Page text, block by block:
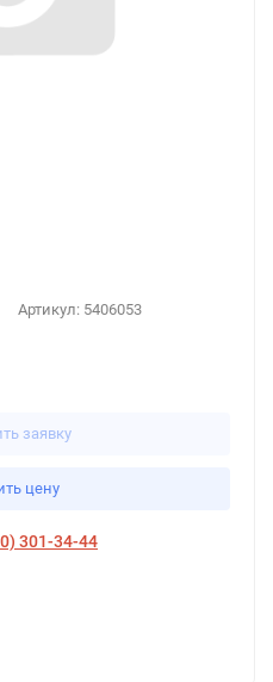
Артикул: 5406053
заявку
цену
301-34-44